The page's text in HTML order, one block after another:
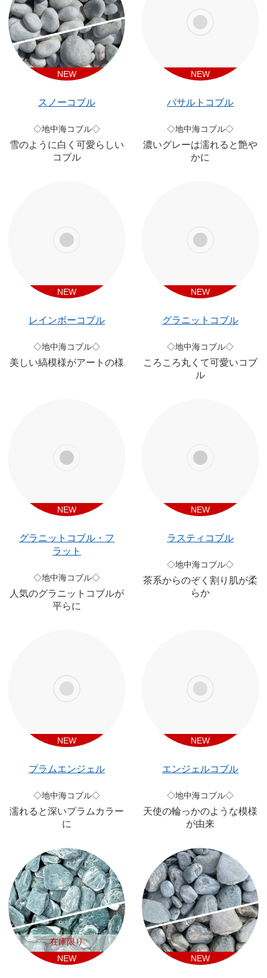
スノーコブル
◇地中海コブル◇
雪のように白く可愛らしい
コブル
NEW
バサルトコブル
◇地中海コブル◇
濃いグレーは濡れると艶や
かに
NEW
レインボーコブル
◇地中海コブル◇
美しい縞模様がアートの様
NEW
グラニットコブル
◇地中海コブル◇
ころころ丸くて可愛いコブ
ル
NEW
グラニットコブル・フ
ラット
◇地中海コブル◇
人気のグラニットコブルが
平らに
NEW
ラスティコブル
◇地中海コブル◇
茶系からのぞく割り肌が柔
らか
NEW
プラムエンジェル
◇地中海コブル◇
濡れると深いプラムカラー
に
NEW
エンジェルコブル
◇地中海コブル◇
天使の輪っかのような模様
が由来
NEW
在庫限り
NEW
NEW